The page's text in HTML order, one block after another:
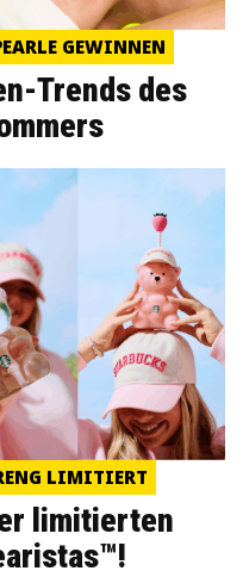
GEWINNEN
Trends des
LIMITIERT
limitierten